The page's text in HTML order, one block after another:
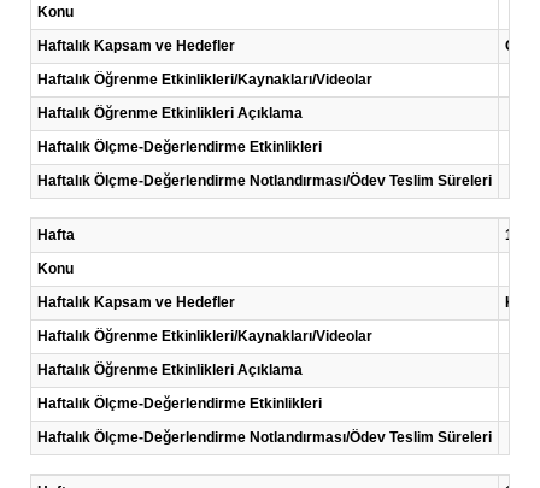
Konu
Haftalık Kapsam ve Hedefler
Haftalık Öğrenme Etkinlikleri/Kaynakları/Videolar
Haftalık Öğrenme Etkinlikleri Açıklama
Haftalık Ölçme-Değerlendirme Etkinlikleri
Haftalık Ölçme-Değerlendirme Notlandırması/Ödev Teslim Süreleri
Hafta
11
Konu
Haftalık Kapsam ve Hedefler
Haftalık Öğrenme Etkinlikleri/Kaynakları/Videolar
Haftalık Öğrenme Etkinlikleri Açıklama
Haftalık Ölçme-Değerlendirme Etkinlikleri
Haftalık Ölçme-Değerlendirme Notlandırması/Ödev Teslim Süreleri